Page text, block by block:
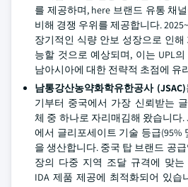
를 제공하며, here 브랜드 유통 채
비해 경쟁 우위를 제공합니다.
장기적인 식량 안보 성장으로 인
능할 것으로 예상되며, 이는 UPL
남아시아에 대한 전략적 초점에 유
남통강산농약화학유한공사 (JSAC)
기부터 중국에서 가장 신뢰받는
체 중 하나로 자리매김해 왔습니다.
에서 글리포세이트 기술 등급(95%
을 생산합니다. 중국 탑 브랜드 공급
장의 다중 지역 조달 규격에 맞는
IDA 제품 제공에 최적화되어 있습